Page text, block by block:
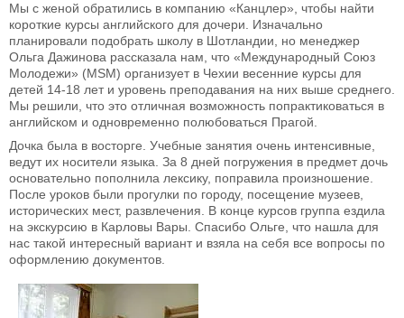
Мы с женой обратились в компанию «Канцлер», чтобы найти
короткие курсы английского для дочери. Изначально
планировали подобрать школу в Шотландии, но менеджер
Ольга Дажинова рассказала нам, что «Международный Союз
Молодежи» (MSM) организует в Чехии весенние курсы для
детей 14-18 лет и уровень преподавания на них выше среднего.
Мы решили, что это отличная возможность попрактиковаться в
английском и одновременно полюбоваться Прагой.
Дочка была в восторге. Учебные занятия очень интенсивные,
ведут их носители языка. За 8 дней погружения в предмет дочь
основательно пополнила лексику, поправила произношение.
После уроков были прогулки по городу, посещение музеев,
исторических мест, развлечения. В конце курсов группа ездила
на экскурсию в Карловы Вары. Спасибо Ольге, что нашла для
нас такой интересный вариант и взяла на себя все вопросы по
оформлению документов.